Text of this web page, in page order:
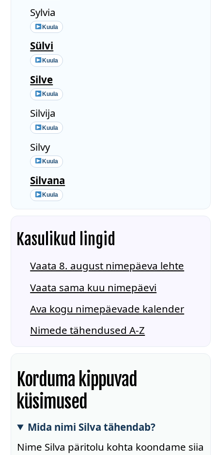
Sylvia
Kuula
Sülvi
Kuula
Silve
Kuula
Silvija
Kuula
Silvy
Kuula
Silvana
Kuula
Kasulikud lingid
Vaata 8. august nimepäeva lehte
Vaata sama kuu nimepäevi
Ava kogu nimepäevade kalender
Nimede tähendused A-Z
Korduma kippuvad
küsimused
Mida nimi Silva tähendab?
Nime Silva päritolu kohta koondame siia